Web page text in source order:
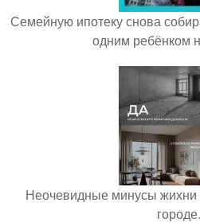
Семейную ипотеку снова
одним ребёнком
Неочевидные минусы жихни
городе.